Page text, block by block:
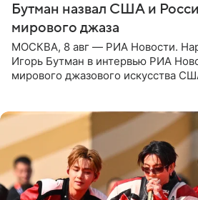
Бутман назвал США и
мирового джаза
МОСКВА, 8 авг — РИА Новости.
Игорь Бутман в интервью РИА
мирового джазового искусства